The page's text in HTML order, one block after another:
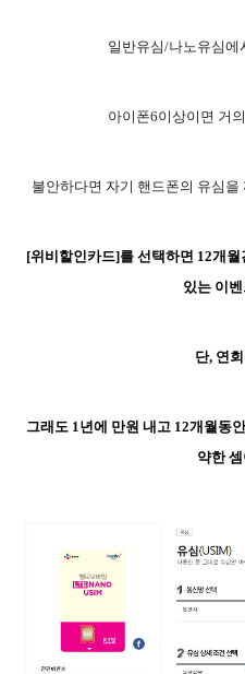
일반유심/나노유심에
아이폰6이상이면 거
불안하다면 자기 핸드폰의 유심을
[위비할인카드]를 선택하면 12개
있는 이
단, 연
그래도 1년에 만원 내고 12개월동
약한